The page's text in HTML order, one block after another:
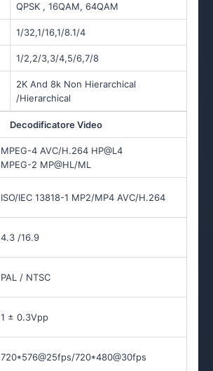
QPSK , 16QAM, 64QAM
1/32,1/16,1/8.1/4
1/2,2/3,3/4,5/6,7/8
2K And 8k Non Hierarchical
/Hierarchical
Decodificatore Video
MPEG-4 AVC/H.264 HP@L4
MPEG-2 MP@HL/ML
ISO/IEC 13818-1 MP2/MP4 AVC/H.264
4.3 /16.9
PAL / NTSC
1 ± 0.3Vpp
720*576@25fps/720*480@30fps